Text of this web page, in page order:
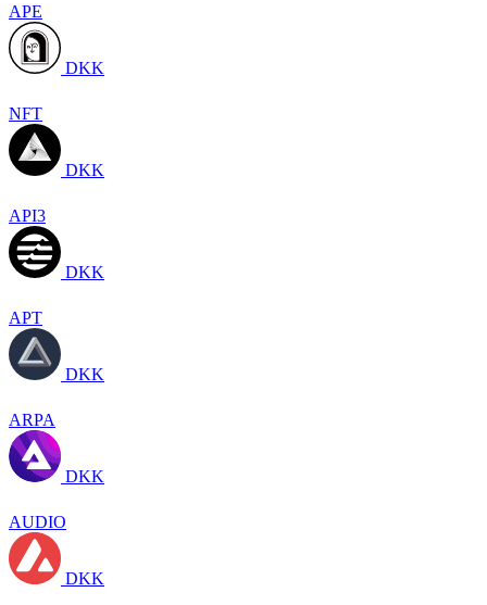
APE
DKK
NFT
DKK
API3
DKK
APT
DKK
ARPA
DKK
AUDIO
DKK